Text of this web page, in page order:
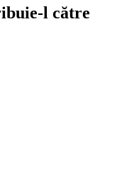
l către